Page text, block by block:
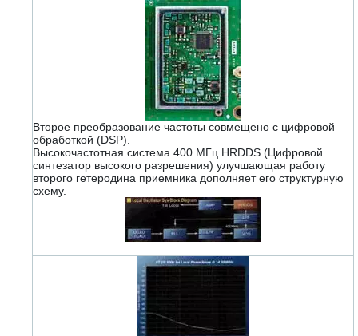
Второе преобразование частоты совмещено с цифровой
обработкой (DSP).
Высокочастотная система 400 МГц HRDDS (Цифровой
синтезатор высокого разрешения) улучшающая работу
второго гетеродина приемника дополняет его структурную
схему.